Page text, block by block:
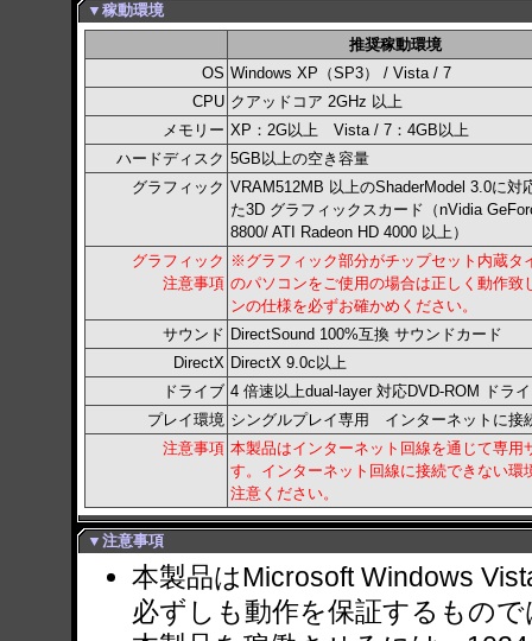
▼稼動環境
推奨稼動環境
OS Windows XP（SP3） / Vista / 7
CPU クアッドコア 2GHz 以上
メモリー XP：2G以上 Vista / 7：4GB以上
ハードディスク 5GB以上の空き容量
グラフィック VRAM512MB 以上のShaderModel 3.0に対
た3D グラフィックスカード（nVidia
8800/ ATI Radeon HD 4000 以上）
グラフィック
注意事項
※グラフィック部分がチップセット内蔵タ
のパソコンをご使用の場合は正しく動作
ンの仕様を必ずお確かめください。
サウンド DirectSound 100%互換 サウンドカード
DirectX DirectX 9.0c以上
ドライブ 4 倍速以上dual-layer 対応DVD-ROM ドラ
プレイ環境 シングルプレイ専用 インターネットに接
注意事項 本製品はインターネット回線を通じて専
す。インターネット回線に接続できない
注意ください。
▼注意事項
本製品はMicrosoft Windows
必ずしも動作を保証するもの